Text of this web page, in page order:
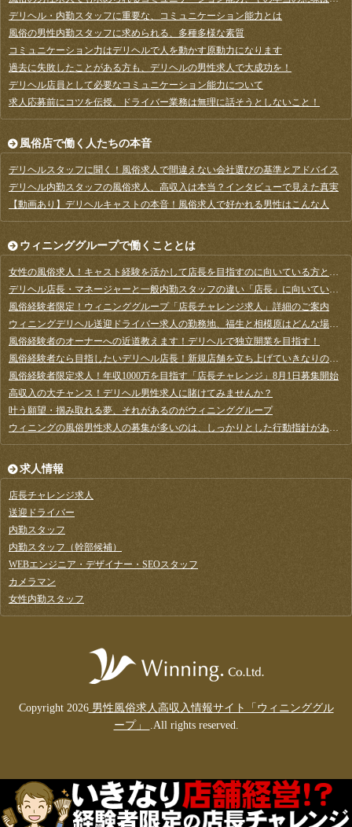
デリヘル・内勤スタッフに重要な、コミュニケーション能力とは
風俗の男性内勤スタッフに求められる、多種多様な素質
コミュニケーション力はデリヘルで人を動かす原動力になります
過去に失敗したことがある方も、デリヘルの男性求人で大成功を！
デリヘル店員として必要なコミュニケーション能力について
求人応募前にコツを伝授。ドライバー業務は無理に話そうとしないこと！
風俗店で働く人たちの本音
デリヘルスタッフに聞く！風俗求人で間違えない会社選びの基準とアドバイス
デリヘル内勤スタッフの風俗求人、高収入は本当？インタビューで見えた真実
【動画あり】デリヘルキャストの本音！風俗求人で好かれる男性はこんな人
ウィニンググループで働くこととは
女性の風俗求人！キャスト経験を活かして店長を目指すのに向いている方とか？
デリヘル店長・マネージャーと一般内勤スタッフの違い「店長」に向いている人とは？
風俗経験者限定！ウィニンググループ「店長チャレンジ求人」詳細のご案内
ウィニングデリヘル送迎ドライバー求人の勤務地、福生と相模原はどんな場所？
風俗経験者のオーナーへの近道教えます！デリヘルで独立開業を目指す！
風俗経験者なら目指したいデリヘル店長！新規店舗を立ち上げていきなりの高収入にチャレンジ
風俗経験者限定求人！年収1000万を目指す「店長チャレンジ」8月1日募集開始
高収入の大チャンス！デリヘル男性求人に賭けてみませんか？
叶う願望・掴み取れる夢、それがあるのがウィニンググループ
ウィニングの風俗男性求人の募集が多いのは、しっかりとした行動指針があるから
求人情報
店長チャレンジ求人
送迎ドライバー
内勤スタッフ
内勤スタッフ（幹部候補）
WEBエンジニア・デザイナー・SEOスタッフ
カメラマン
女性内勤スタッフ
Copyright 2026男性風俗求人高収入情報サイト「ウィニンググル
ープ」 .All rights reserved.